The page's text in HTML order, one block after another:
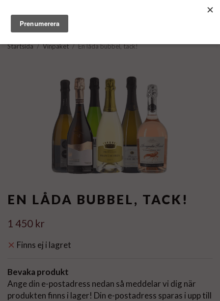
Startsida / Vinpaket / En låda bubbel, tack!
EN LÅDA BUBBEL, TACK!
1 450 kr
Finns ej i lagret
Bevaka produkt
Ange din e-postadress nedan så meddelar vi dig när
produkten finns i lager! Din e-postadress sparas i upp till